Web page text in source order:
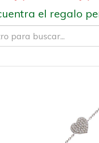
el regalo